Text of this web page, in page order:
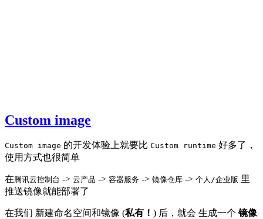
Custom image
Custom image 的开发体验上就要比 Custom runtime 好多了，
使用方式也很简单
在腾讯云控制台 -> 云产品 -> 容器服务 -> 镜像仓库 -> 个人/企业版 里
推送镜像就能部署了
在我们 新建命名空间和镜像 (私有！ ) 后，就会 生成一个 镜像